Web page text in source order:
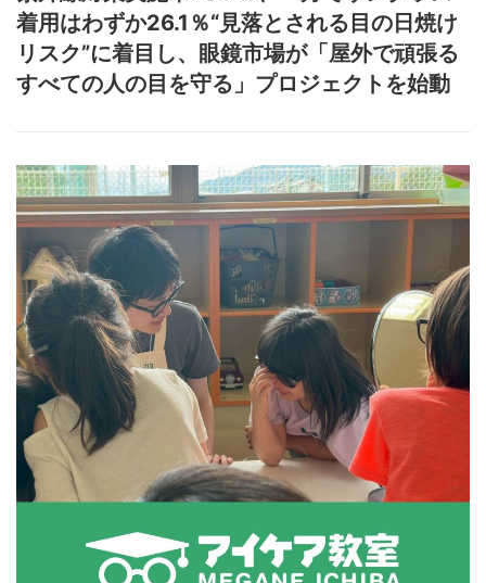
着用はわずか26.1％“見落とされる目の日焼け
リスク”に着目し、眼鏡市場が「屋外で頑張る
すべての人の目を守る」プロジェクトを始動